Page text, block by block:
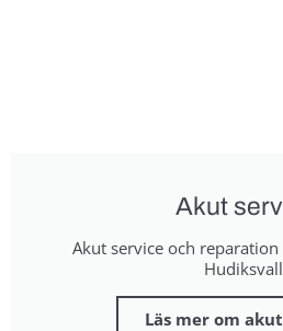
Akut
Akut service och reparation
Läs mer om